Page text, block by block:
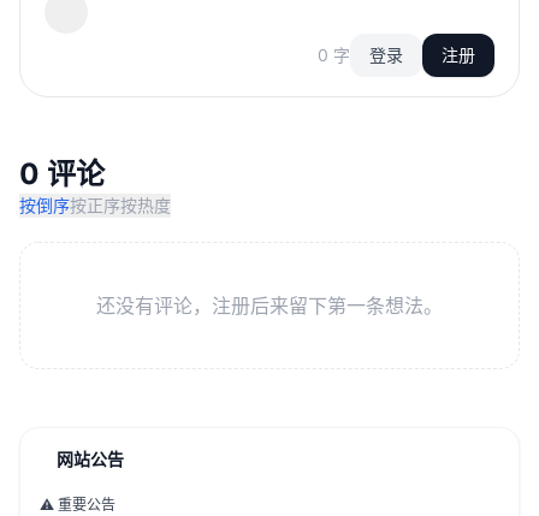
0 字 登录 注册
0 评论
按倒序按正序按热度
还没有评论，注册后来留下第一条想法。
网站公告
⚠️ 重要公告